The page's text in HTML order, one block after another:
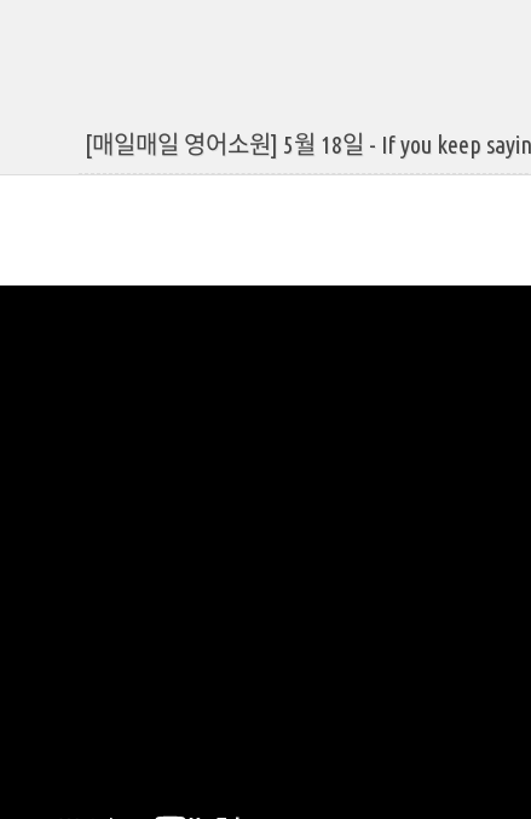
[매일매일 영어소원] 5월 18일 - If you keep